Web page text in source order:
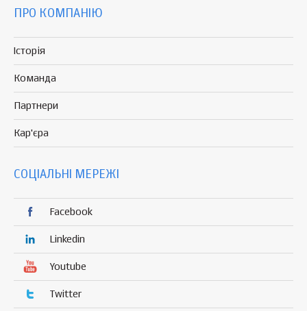
ПРО КОМПАНІЮ
Історія
Команда
Партнери
Кар'єра
СОЦІАЛЬНІ МЕРЕЖІ
Facebook
Linkedin
Youtube
Twitter